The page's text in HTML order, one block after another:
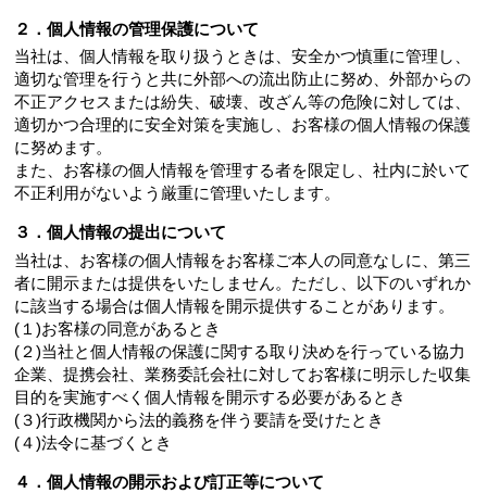
２．個人情報の管理保護について
当社は、個人情報を取り扱うときは、安全かつ慎重に管理し、
適切な管理を行うと共に外部への流出防止に努め、外部からの
不正アクセスまたは紛失、破壊、改ざん等の危険に対しては、
適切かつ合理的に安全対策を実施し、お客様の個人情報の保護
に努めます。
また、お客様の個人情報を管理する者を限定し、社内に於いて
不正利用がないよう厳重に管理いたします。
３．個人情報の提出について
当社は、お客様の個人情報をお客様ご本人の同意なしに、第三
者に開示または提供をいたしません。ただし、以下のいずれか
に該当する場合は個人情報を開示提供することがあります。
(１)お客様の同意があるとき
(２)当社と個人情報の保護に関する取り決めを行っている協力
企業、提携会社、業務委託会社に対してお客様に明示した収集
目的を実施すべく個人情報を開示する必要があるとき
(３)行政機関から法的義務を伴う要請を受けたとき
(４)法令に基づくとき
４．個人情報の開示および訂正等について